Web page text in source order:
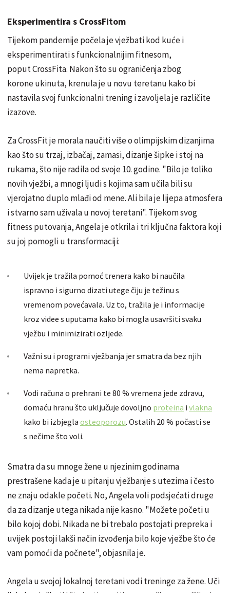
Eksperimentira s CrossFitom
Tijekom pandemije počela je vježbati kod kuće i
eksperimentirati s funkcionalnijim fitnesom,
poput CrossFita. Nakon što su ograničenja zbog
korone ukinuta, krenula je u novu teretanu kako bi
nastavila svoj funkcionalni trening i zavoljela je različite
izazove.
Za CrossFit je morala naučiti više o olimpijskim dizanjima
kao što su trzaj, izbačaj, zamasi, dizanje šipke i stoj na
rukama, što nije radila od svoje 10. godine. "Bilo je toliko
novih vježbi, a mnogi ljudi s kojima sam učila bili su
vjerojatno duplo mlađi od mene. Ali bila je lijepa atmosfera
i stvarno sam uživala u novoj teretani". Tijekom svog
fitness putovanja, Angela je otkrila i tri ključna faktora koji
su joj pomogli u transformaciji:
Uvijek je tražila pomoć trenera kako bi naučila
ispravno i sigurno dizati utege čiju je težinu s
vremenom povećavala. Uz to, tražila je i informacije
kroz videe s uputama kako bi mogla usavršiti svaku
vježbu i minimizirati ozljede.
Važni su i programi vježbanja jer smatra da bez njih
nema napretka.
Vodi računa o prehrani te 80 % vremena jede zdravu,
domaću hranu što uključuje dovoljno proteina i vlakna
kako bi izbjegla osteoporozu. Ostalih 20 % počasti se
s nečime što voli.
Smatra da su mnoge žene u njezinim godinama
prestrašene kada je u pitanju vježbanje s utezima i često
ne znaju odakle početi. No, Angela voli podsjećati druge
da za dizanje utega nikada nije kasno. "Možete početi u
bilo kojoj dobi. Nikada ne bi trebalo postojati prepreka i
uvijek postoji lakši način izvođenja bilo koje vježbe što će
vam pomoći da počnete", objasnila je.
Angela u svojoj lokalnoj teretani vodi treninge za žene. Uči